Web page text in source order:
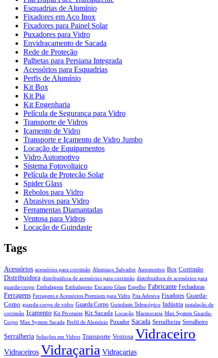
Esquadrias de Alumínio
Fixadores em Aço Inox
Fixadores para Painel Solar
Puxadores para Vidro
Envidraçamento de Sacada
Rede de Proteção
Palhetas para Persiana Integrada
Acessórios para Esquadrias
Perfis de Alumínio
Kit Box
Kit Pia
Kit Engenharia
Película de Segurança para Vidro
Transporte de Vidros
Içamento de Vidro
Transporte e Içamento de Vidro Jumbo
Locação de Equipamentos
Vidro Automotivo
Sistema Fotovoltaico
Película de Proteção Solar
Spider Glass
Rebolos para Vidro
Abrasivos para Vidro
Ferramentas Diamantadas
Ventosa para Vidros
Locação de Guindaste
Tags
Acessórios acessórios para corrimão Alumiaço Salvador Automotivo Box Corrimão
Distribuidora distribuidora de acessórios para corrimão distribuidora de acessórios para
guarda-corpo Embalagem Embalagens Encanto Glass Espelho Fabricante Fechaduras
Ferragens Ferragens e Acessórios Premium para Vidro Fita Adesiva Fixadores Guarda-
Corpo guarda-corpo de vidro Guarda Corpo Guindaste Telescópico Indústria instalação de
corrimão Içamento Kit Pivotante Kit Sacada Locação Marmoraria Max System Guarda-
Corpo Max System Sacada Perfil de Alumínio Puxador Sacada Serralheira Serralheiro
Serralheria Soluções em Vidros Transporte Ventosa Vidraceiro
Vidraceiros Vidraçaria Vidraçarias